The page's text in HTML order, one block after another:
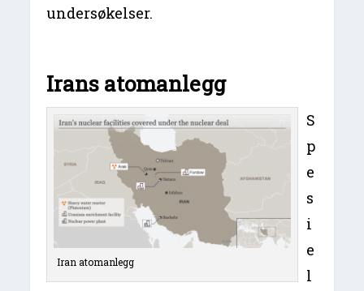
undersøkelser.
Irans atomanlegg
Iran atomanlegg
S
p
e
s
i
e
l